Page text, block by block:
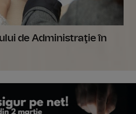
de Administraţie în